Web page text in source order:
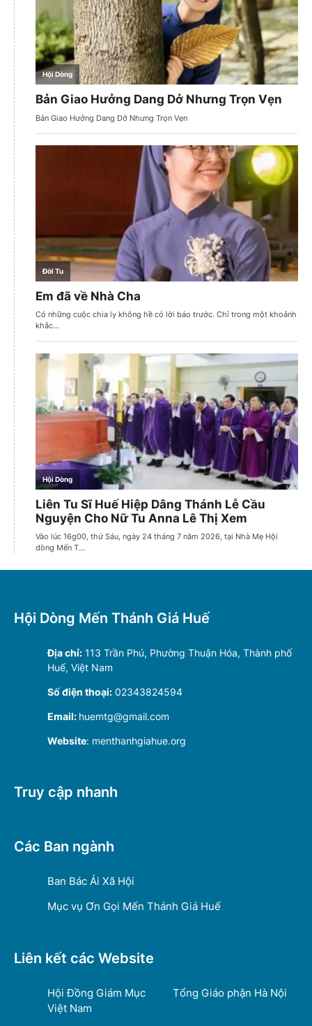
Hội Dòng Mến Thánh Giá Huế
Địa chỉ: 113 Trần Phú, Phường Thuận Hóa, Thành phố
Huế, Việt Nam
Số điện thoại: 02343824594
Email: huemtg@gmail.com
Website: menthanhgiahue.org
Truy cập nhanh
Các Ban ngành
Ban Bác Ái Xã Hội
Mục vụ Ơn Gọi Mến Thánh Giá Huế
Liên kết các Website
Hội Đồng Giám Mục
Việt Nam
Tổng Giáo phận Hà Nội